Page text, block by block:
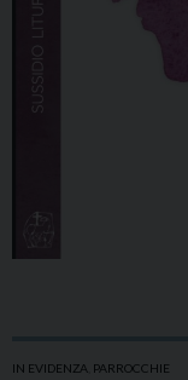
IN EVIDENZA PARROCCHIE